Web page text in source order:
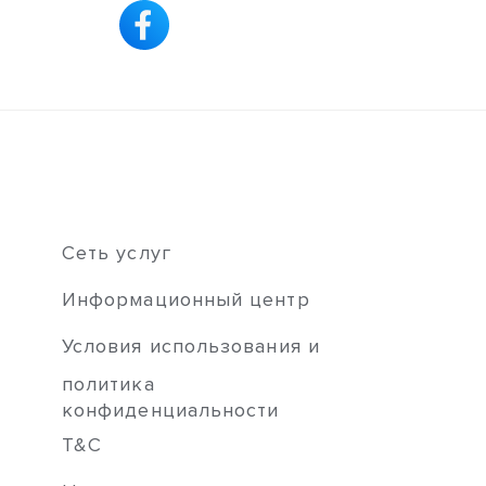
Сеть услуг
Информационный центр
Условия использования и
политика
конфиденциальности
T&C